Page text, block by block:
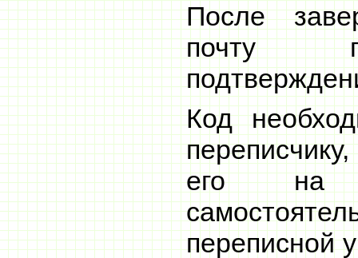
После
почту
Код
его на
переписной